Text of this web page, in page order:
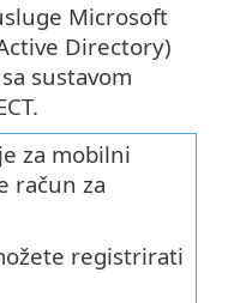
Microsoft
Directory)
sustavom
za mobilni
račun za
registrirati